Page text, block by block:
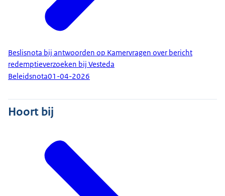
Beslisnota bij antwoorden op Kamervragen over bericht
redemptieverzoeken bij Vesteda
Beleidsnota01-04-2026
Hoort bij